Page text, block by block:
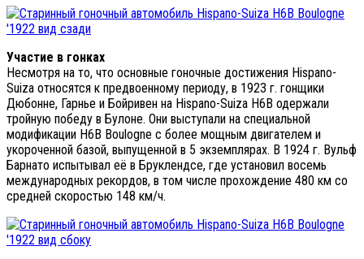
Участие в гонках
Несмотря на то, что основные гоночные достижения Hispano-
Suiza относятся к предвоенному периоду, в 1923 г. гонщики
Дюбонне, Гарнье и Бойривен на Hispano-Suiza H6B одержали
тройную победу в Булоне. Они выступали на специальной
модификации H6B Boulogne с более мощным двигателем и
укороченной базой, выпущенной в 5 экземплярах. В 1924 г. Вульф
Барнато испытывал её в Бруклендсе, где установил восемь
международных рекордов, в том числе прохождение 480 км со
средней скоростью 148 км/ч.